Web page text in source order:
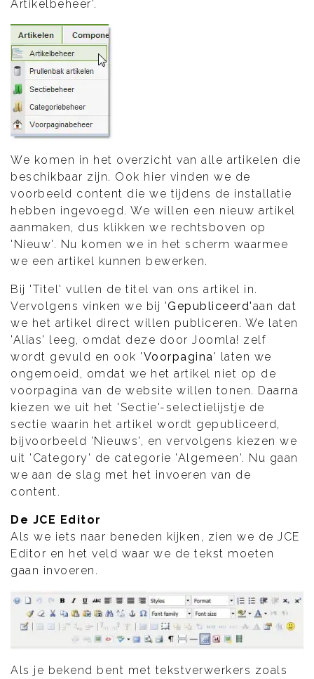
Artikelbeheer'.
We komen in het overzicht van alle artikelen die
beschikbaar zijn. Ook hier vinden we de
voorbeeld content die we tijdens de installatie
hebben ingevoegd. We willen een nieuw artikel
aanmaken, dus klikken we rechtsboven op
'Nieuw'. Nu komen we in het scherm waarmee
we een artikel kunnen bewerken.
Bij 'Titel' vullen de titel van ons artikel in.
Vervolgens vinken we bij 'Gepubliceerd'aan dat
we het artikel direct willen publiceren. We laten
'Alias' leeg, omdat deze door Joomla! zelf
wordt gevuld en ook 'Voorpagina ' laten we
ongemoeid, omdat we het artikel niet op de
voorpagina van de website willen tonen. Daarna
kiezen we uit het 'Sectie'-selectielijstje de
sectie waarin het artikel wordt gepubliceerd,
bijvoorbeeld 'Nieuws', en vervolgens kiezen we
uit 'Category' de categorie 'Algemeen'. Nu gaan
we aan de slag met het invoeren van de
content.
De JCE Editor
Als we iets naar beneden kijken, zien we de JCE
Editor en het veld waar we de tekst moeten
gaan invoeren.
Als je bekend bent met tekstverwerkers zoals